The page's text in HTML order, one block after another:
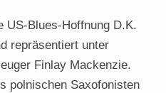
US-Blues-Hoffnung D.K.
repräsentiert unter
Finlay Mackenzie.
polnischen Saxofonisten